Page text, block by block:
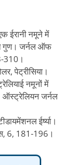
ईरानी नमूने में
गुण। जर्नल ऑफ
310।
पेट्रीसिया।
नमूनों में
ऑस्ट्रेलियन जर्नल
ईर्ष्या।
6, 181-196।